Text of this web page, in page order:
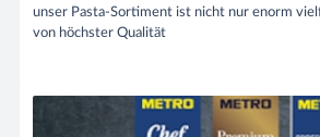
unser Pasta-Sortiment ist nicht nur enorm
von höchster Qualität